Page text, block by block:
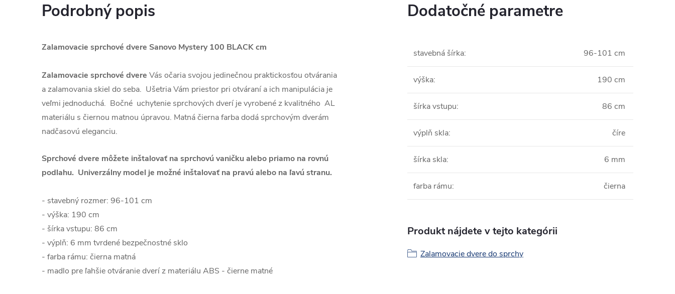
Podrobný popis
Zalamovacie sprchové dvere Sanovo Mystery 100 BLACK cm
Zalamovacie sprchové dvere Vás očaria svojou jedinečnou praktickosťou otvárania
a zalamovania skiel do seba. Ušetria Vám priestor pri otváraní a ich manipulácia je
veľmi jednoduchá. Bočné uchytenie sprchových dverí je vyrobené z kvalitného AL
materiálu s čiernou matnou úpravou. Matná čierna farba dodá sprchovým dverám
nadčasovú eleganciu.
Sprchové dvere môžete inštalovať na sprchovú vaničku alebo priamo na rovnú
podlahu. Univerzálny model je možné inštalovať na pravú alebo na ľavú stranu.
- stavebný rozmer: 96-101 cm
- výška: 190 cm
- šírka vstupu: 86 cm
- výplň: 6 mm tvrdené bezpečnostné sklo
- farba rámu: čierna matná
- madlo pre ľahšie otváranie dverí z materiálu ABS - čierne matné
Dodatočné parametre
stavebná šírka: 96-101 cm
výška: 190 cm
šírka vstupu: 86 cm
výplň skla: číre
šírka skla: 6 mm
farba rámu: čierna
Produkt nájdete v tejto kategórii
Zalamovacie dvere do sprchy